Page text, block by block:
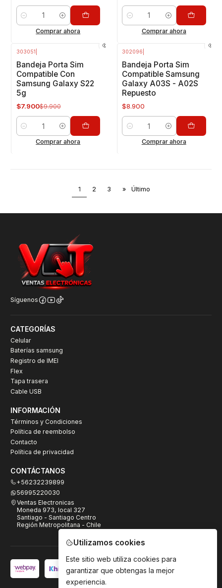
Cantidad
Comprar ahora
Cantidad
Comprar ahora
303051
Bandeja Porta Sim
Compatible Con
Samsung Galaxy S22
5g
$7.900$9.900
Cantidad
Comprar ahora
302096
Bandeja Porta Sim
Compatible Samsung
Galaxy A03S - A02S
Repuesto
$8.900
Cantidad
Comprar ahora
1 2 3 » Último
Síguenos
CATEGORÍAS
Celular
Baterías samsung
Registro de IMEI
Flex
Tapa trasera
Cable USB
INFORMACIÓN
Términos y Condiciones
Política de reembolso
Contacto
Política de privacidad
CONTÁCTANOS
+56232239899
56995220030
Ventas Electronicas
Moneda 973, local 327
Santiago - Santiago Centro
Región Metropolitana - Chile
Utilizamos cookies
Este sitio web utiliza cookies para
garantizar que obtengas la mejor
experiencia.